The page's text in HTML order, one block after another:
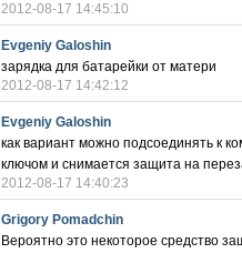
2012-08-17 14:45:10
Evgeniy Galoshin
зарядка для батарейки от матери
2012-08-17 14:42:12
Evgeniy Galoshin
как вариант можно подсоединять к
ключом и снимается защита на
2012-08-17 14:40:23
Grigory Pomadchin
Вероятно это некоторое средство